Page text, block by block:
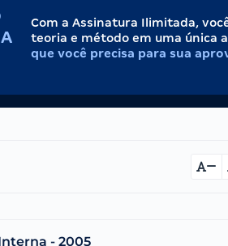
Com a Assinatura Ilimitada,
teoria e método em uma única
que você precisa para sua
- 2005